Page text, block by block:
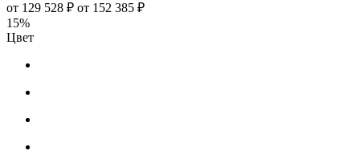
от 129 528 ₽ от 152 385 ₽
15%
Цвет